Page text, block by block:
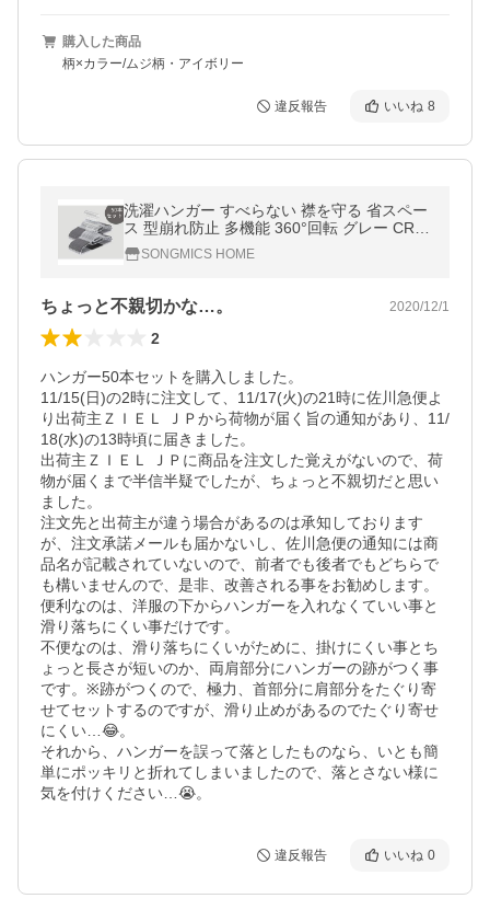
購入した商品
柄×カラー/ムジ柄・アイボリー
違反報告 いいね 8
洗濯ハンガー すべらない 襟を守る 省スペー
ス 型崩れ防止 多機能 360°回転 グレー CRP
41G-50
SONGMICS HOME
ちょっと不親切かな…。 2020/12/1
2
ハンガー50本セットを購入しました。
11/15(日)の2時に注文して、11/17(火)の21時に佐川急便よ
り出荷主ＺＩＥＬ ＪＰから荷物が届く旨の通知があり、11/
18(水)の13時頃に届きました。
出荷主ＺＩＥＬ ＪＰに商品を注文した覚えがないので、荷
物が届くまで半信半疑でしたが、ちょっと不親切だと思い
ました。
注文先と出荷主が違う場合があるのは承知しております
が、注文承諾メールも届かないし、佐川急便の通知には商
品名が記載されていないので、前者でも後者でもどちらで
も構いませんので、是非、改善される事をお勧めします。
便利なのは、洋服の下からハンガーを入れなくていい事と
滑り落ちにくい事だけです。
不便なのは、滑り落ちにくいがために、掛けにくい事とち
ょっと長さが短いのか、両肩部分にハンガーの跡がつく事
です。※跡がつくので、極力、首部分に肩部分をたぐり寄
せてセットするのですが、滑り止めがあるのでたぐり寄せ
にくい…😂。
それから、ハンガーを誤って落としたものなら、いとも簡
単にポッキリと折れてしまいましたので、落とさない様に
気を付けください…😭。
違反報告 いいね 0